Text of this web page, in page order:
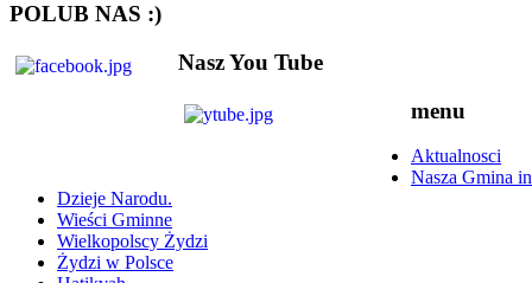
POLUB NAS :)
Nasz You Tube
menu
Aktualnosci
Nasza Gmina
Dzieje Narodu.
Wieści Gminne
Wielkopolscy Żydzi
Żydzi w Polsce